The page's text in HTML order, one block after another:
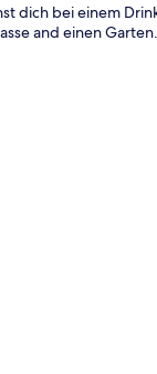
dich bei einem
and einen Garten.